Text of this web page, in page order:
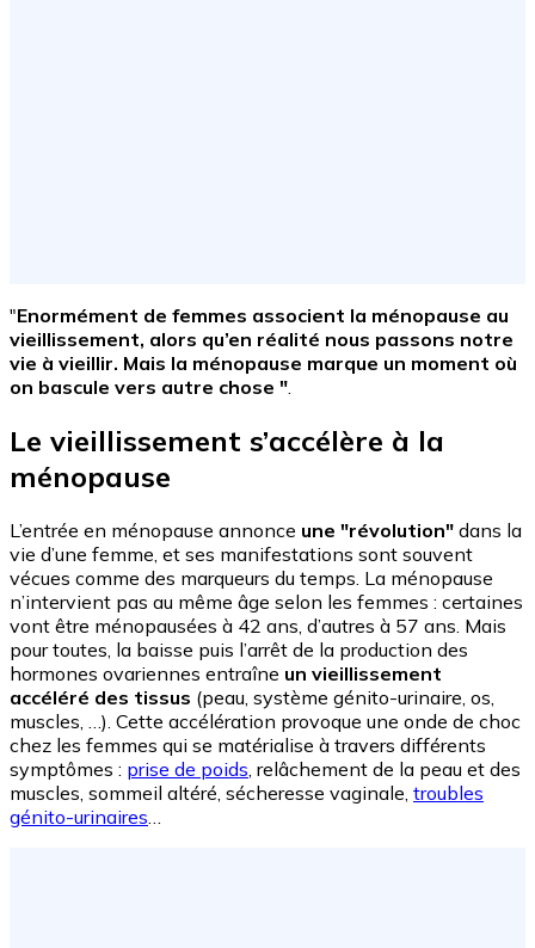
"Enormément de femmes associent la ménopause au
vieillissement, alors qu’en réalité nous passons notre
vie à vieillir. Mais la ménopause marque un moment où
on bascule vers autre chose ".
Le vieillissement s’accélère à la
ménopause
L’entrée en ménopause annonce une "révolution" dans la
vie d’une femme, et ses manifestations sont souvent
vécues comme des marqueurs du temps. La ménopause
n’intervient pas au même âge selon les femmes : certaines
vont être ménopausées à 42 ans, d’autres à 57 ans. Mais
pour toutes, la baisse puis l’arrêt de la production des
hormones ovariennes entraîne un vieillissement
accéléré des tissus (peau, système génito-urinaire, os,
muscles, …). Cette accélération provoque une onde de choc
chez les femmes qui se matérialise à travers différents
symptômes : prise de poids , relâchement de la peau et des
muscles, sommeil altéré, sécheresse vaginale, troubles
génito-urinaires